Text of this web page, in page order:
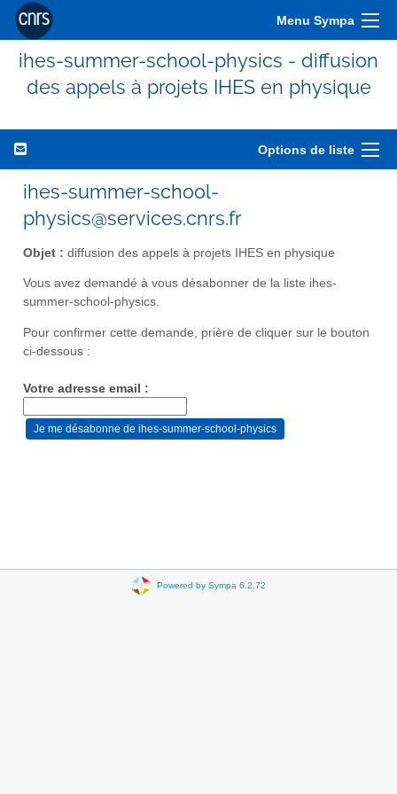
Menu Sympa
ihes-summer-school-physics - diffusion
des appels à projets IHES en physique
Options de liste
ihes-summer-school-
physics@services.cnrs.fr
Objet : diffusion des appels à projets IHES en physique
Vous avez demandé à vous désabonner de la liste ihes-
summer-school-physics.
Pour confirmer cette demande, prière de cliquer sur le bouton
ci-dessous :
Votre adresse email :
Powered by Sympa 6.2.72